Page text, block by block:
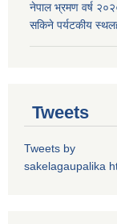
नेपाल भ्रमण वर्ष
सकिने पर्यटकीय
Tweets
Tweets by
sakelagaupalika